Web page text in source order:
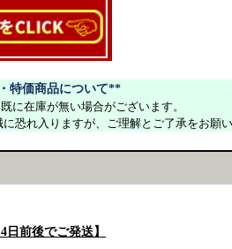
特価商品について**
に在庫が無い場合がございます。
恐れ入りますが、ご理解とご了承をお願い
前後でご発送】